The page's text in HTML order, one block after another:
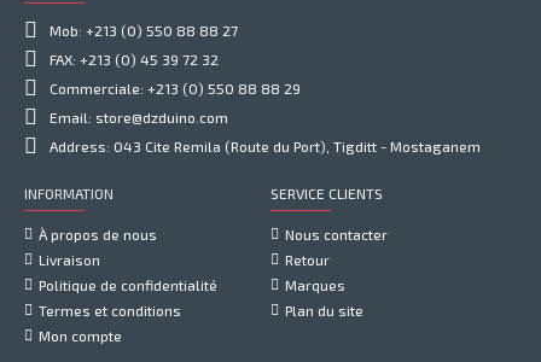
Mob: +213 (0) 550 88 88 27
FAX: +213 (0) 45 39 72 32
Commerciale: +213 (0) 550 88 88 29
Email: store@dzduino.com
Address: 043 Cite Remila (Route du Port), Tigditt - Mostaganem
INFORMATION
À propos de nous
Livraison
Politique de confidentialité
Termes et conditions
Mon compte
SERVICE CLIENTS
Nous contacter
Retour
Marques
Plan du site